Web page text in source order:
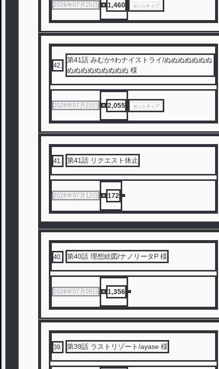
2026年07月25日 1,460 センシティブ
42.
第41話 みむかｩわナイストライ/ぬぬぬぬぬぬぬ
ぬぬぬぬぬぬぬぬぬ 様
2026年07月23日 2,055 センシティブ
41 第41話 リクエスト休止
2026年07月12日 172
40 第40話 理想絵図/ナノリータP 様
2026年07月09日 1,356
39 第39話 ラストリゾート/ayase 様